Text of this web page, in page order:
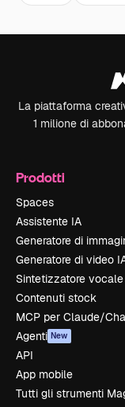
La piattaforma
1 milione di
Prodotti
Spaces
Assistente IA
Generatore di
Generatore di video
Sintetizzatore
Contenuti stock
MCP per Claude/
Agenti New
API
App mobile
Tutti gli strumenti